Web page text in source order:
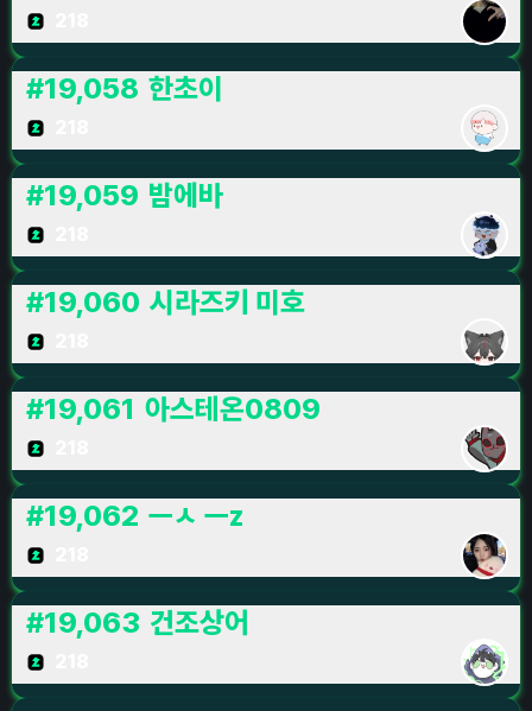
#19,058 한초이
#19,059 밤에바
#19,060 시라즈키 미호
#19,061 아스테온0809
#19,062 ㅡㅅ ㅡz
#19,063 건조상어